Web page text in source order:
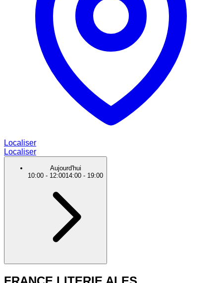
Localiser
Localiser
Aujourd'hui
10:00 - 12:0014:00 - 19:00